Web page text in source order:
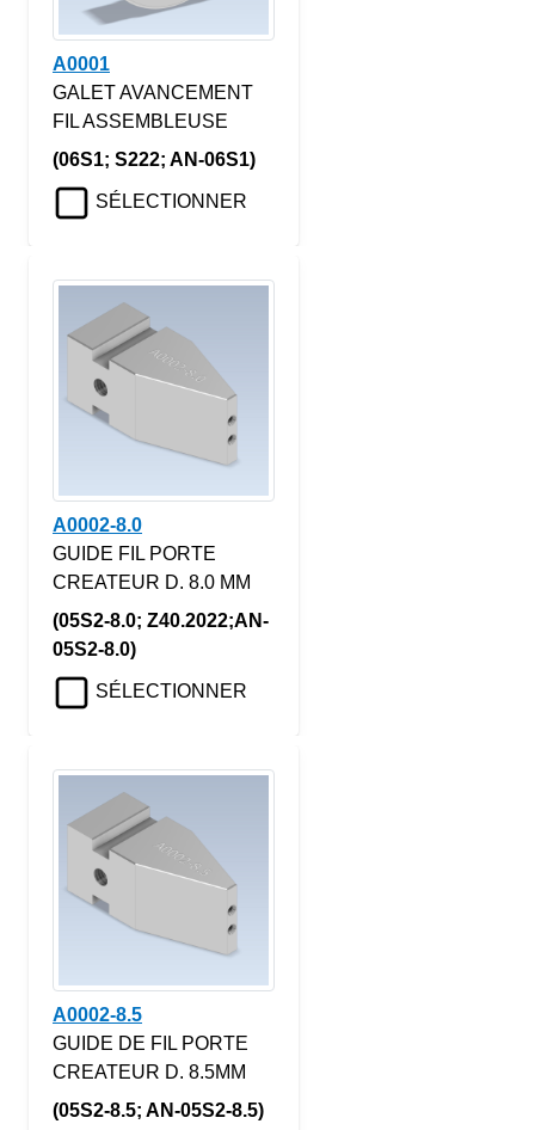
A0001
GALET AVANCEMENT
FIL ASSEMBLEUSE
(06S1; S222; AN-06S1)
SÉLECTIONNER
A0002-8.0
GUIDE FIL PORTE
CREATEUR D. 8.0 MM
(05S2-8.0; Z40.2022;AN-
05S2-8.0)
SÉLECTIONNER
A0002-8.5
GUIDE DE FIL PORTE
CREATEUR D. 8.5MM
(05S2-8.5; AN-05S2-8.5)